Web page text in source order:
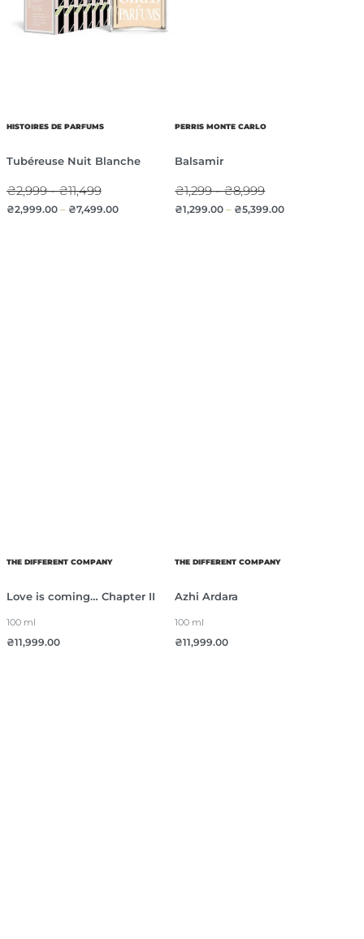
HISTOIRES DE PARFUMS
Tubéreuse Nuit Blanche
₴2,999 - ₴11,499
₴2,999.00– ₴7,499.00
PERRIS MONTE CARLO
Balsamir
₴1,299 - ₴8,999
₴1,299.00 – ₴5,399.00
THE DIFFERENT COMPANY
Love is coming… Chapter II
100 ml
₴11,999.00
THE DIFFERENT COMPANY
Azhi Ardara
100 ml
₴11,999.00